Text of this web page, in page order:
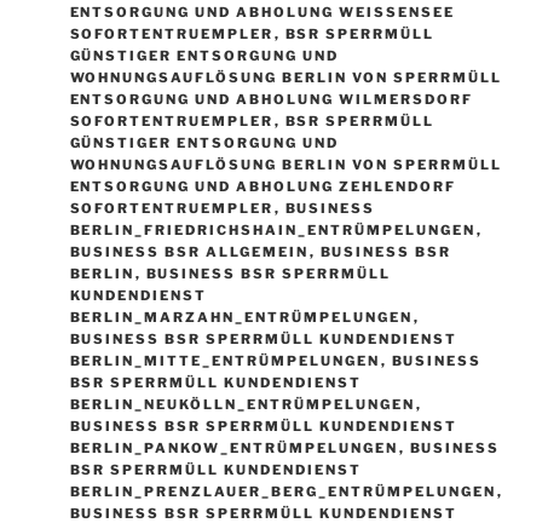
ENTSORGUNG UND ABHOLUNG WEISSENSEE S
OFORTENTRUEMPLER
, BSR SPERRMÜLL
GÜNSTIGER ENTSORGUNG UND
WOHNUNGSAUFLÖSUNG BERLIN VON SPERRMÜLL
ENTSORGUNG UND ABHOLUNG WILMERSDORF
SOFORTENTRUEMPLER , BSR SPERRMÜLL
GÜNSTIGER ENTSORGUNG UND
WOHNUNGSAUFLÖSUNG BERLIN VON SPERRMÜLL
ENTSORGUNG UND ABHOLUNG ZEHLENDORF
SOFORTENTRUEMPLER , BUSINESS
BERLIN_FRIEDRICHSHAIN_ENTRÜMPELUNGEN ,
BUSINESS BSR ALLGEMEIN , BUSINESS BSR
BERLIN , BUSINESS BSR SPERRMÜLL
KUNDENDIENST
BERLIN_MARZAHN_ENTRÜMPELUNGEN ,
BUSINESS BSR SPERRMÜLL KUNDENDIENST
BERLIN_MITTE_ENTRÜMPELUNGEN , BUSINESS
BSR SPERRMÜLL KUNDENDIENST
BERLIN_NEUKÖLLN_ENTRÜMPELUNGEN ,
BUSINESS BSR SPERRMÜLL KUNDENDIENST
BERLIN_PANKOW_ENTRÜMPELUNGEN , BUSINESS
BSR SPERRMÜLL KUNDENDIENST
BERLIN_PRENZLAUER_BERG_ENTRÜMPELUNGEN ,
BUSINESS BSR SPERRMÜLL KUNDENDIENST